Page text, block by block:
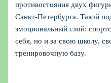
противостояния двух
Санкт-Петербурга. Такой
эмоциональный слой:
себя, но и за свою школу,
тренировочную базу.